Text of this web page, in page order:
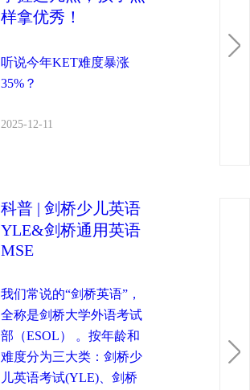
样拿优秀！
听说今年KET难度暴涨
35%？
2025-12-11
科普 | 剑桥少儿英语
YLE&剑桥通用英语
MSE
我们常说的“剑桥英语”，
全称是剑桥大学外语考试
部（ESOL） 。按年龄和
难度分为三大类：剑桥少
儿英语考试(YLE)、剑桥